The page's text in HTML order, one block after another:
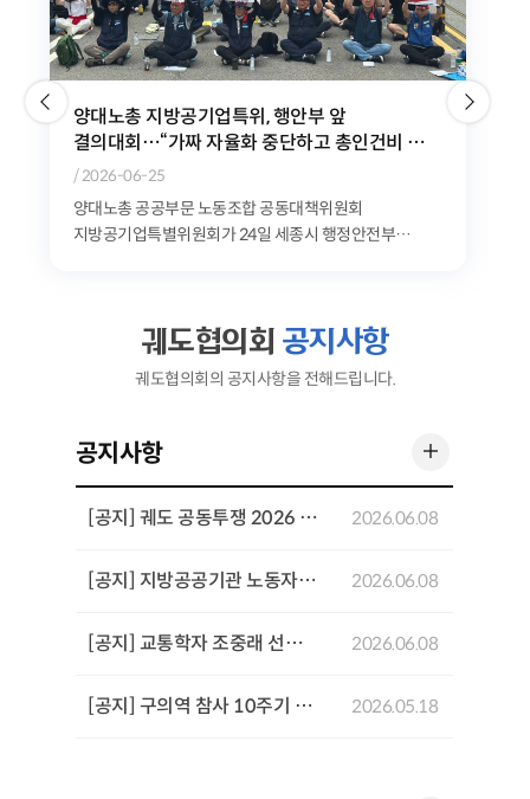
위험천만한 민자철도, 이대로는 시민과 노동자의
안전을 담보할 수 없다
/ 2026-06-10
공공운수노조는 9일 오전 11시 청와대 분수대 앞에서
'GTX-A 삼성역 철근 누락 사태로 본 민자철도 안전문제
궤도협의회 공지사항
궤도협의회의 공지사항을 전해드립니다.
공지사항
[공지] 궤도 공동투쟁 2026 기념행사 개최 2026.06.08
[공지] 지방공공기관 노동자 공동투쟁 결의대회 개최 2026.06.08
[공지] 교통학자 조중래 선생 4주기 추념 좌담회 개최 2026.06.08
[공지] 구의역 참사 10주기 추모기간 주요 일정 2026.05.18